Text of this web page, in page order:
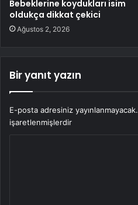
Bebeklerine koydukları isim
oldukça dikkat çekici
Ağustos 2, 2026
Bir yanıt yazın
E-posta adresiniz yayınlanmayacak.
işaretlenmişlerdir